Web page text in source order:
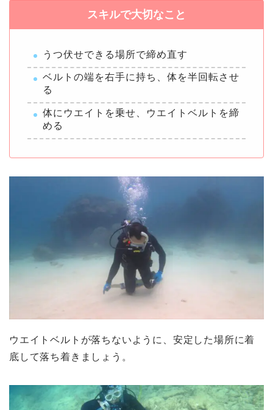
スキルで大切なこと
うつ伏せできる場所で締め直す
ベルトの端を右手に持ち、体を半回転させ
る
体にウエイトを乗せ、ウエイトベルトを締
める
ウエイトベルトが落ちないように、安定した場所に着
底して落ち着きましょう。